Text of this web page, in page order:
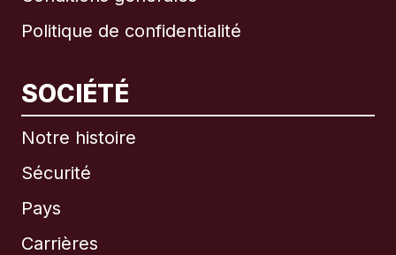
Politique de confidentialité
SOCIÉTÉ
Notre histoire
Sécurité
Pays
Carrières